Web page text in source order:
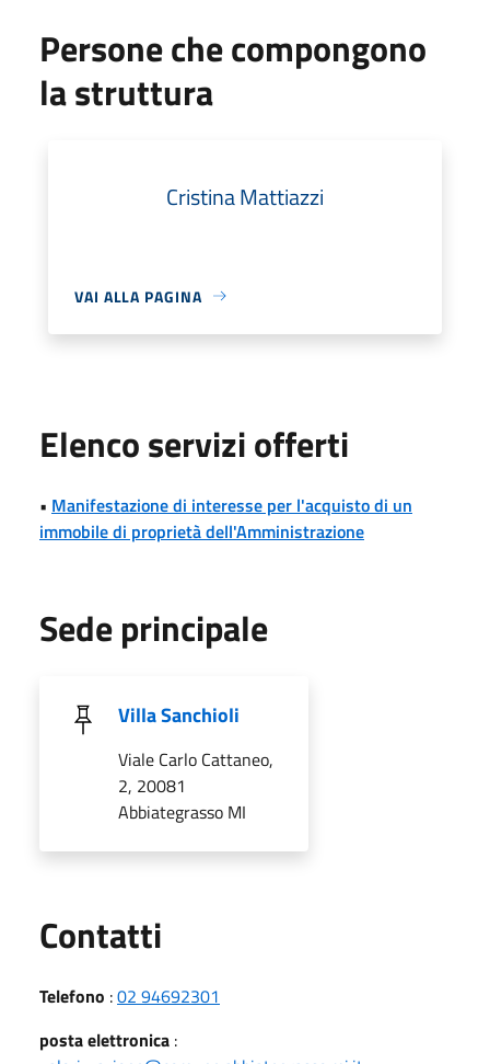
Persone che compongono
la struttura
Cristina Mattiazzi
VAI ALLA PAGINA
Elenco servizi offerti
• Manifestazione di interesse per l'acquisto di un
immobile di proprietà dell'Amministrazione
Sede principale
Villa Sanchioli
Viale Carlo Cattaneo,
2, 20081
Abbiategrasso MI
Contatti
Telefono :02 94692301
posta elettronica :